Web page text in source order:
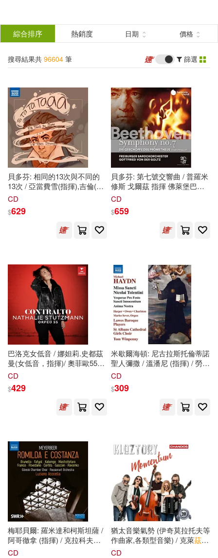
結
篩
分類 (單選)
所有商品(96604)
圖書(42085) 影音(12127)
雜誌(5169) 售票網(2)
美妝(1534) 服飾(1150)
家居生活(2967) 美食(2172)
3C(3133) 家電(1273)
無印良品(235) 星巴克(495)
日用清潔(304)
休閒生活(1197)
婦幼生活(1974)
餐廚生活(2411)
鞋包配件(7541) 票券(81)
寵物生活(545) 玲廊滿藝(35)
故宮精品(8)
電子書閱讀器(39)
展開
作者 (可複選)
張泉(272)
手塚治虫(125)
深圳市騰訊計算機系統有限公司(10
（美）馬克·吐溫(98)
望月いく(96) 紅月りと。(96)
CLAMP(74) 多多羅(74)
故宮博物院(71)
本書編寫組(64) 胡妙芬(61)
郭豫斌(58)
出版社 (可複選)
SONY MUSIC(1347)
Universal(1221) 東立(878)
Warner Classics(713)
社會科學文獻出版社(693)
Naxos(689)
機械工業出版社(661)
(可複選)
可超商取貨(67457)
可海外宅配(61981)
可港澳店取(56900)
可新加坡店取(55187)
綜合排序 熱銷度 日期 價格
搜尋結果共 96604 筆 篩選
貝多芬: 相同的13次與不同的
13次 / 亞當費雪(指揮),吉倫(指
揮),古德曼(指揮),霍倫斯坦(指
揮),穆勒-布呂爾(指揮),羅斯包
德(指揮),史科瓦澤夫斯基(指
揮),科隆室內管弦樂團,丹麥室
尼可拉斯伊斯特哈茲交響樂團
(Beethoven - 13 Times the
Same and 13 Times Different /
Fischer (conductor) , Gielen
(conductor) , Goodman
(conductor) (2CD))
CD
$629
貝多芬: 第七號交響曲 / 普羅米
修斯 戈爾茲 指揮 佛萊堡巴洛
克管弦樂團 (2CD)(Freiburger
Symphony no.7 (2CD))
CD
$659
巴洛克女低音 / 娜妲莉.史都茲
曼(女低音，指揮)/ 奧菲歐55室
內樂團 (歐洲進口盤)(Contralto
55)
CD
$429
米歇爾海頓: 尼古拉斯托倫蒂諾
聖人彌撒 / 溫潘尼 (指揮) / 勞斯
巴洛克藝術家合奏團(Michael
Tolentini / Winpenny
(conductor) / Lawes Baroque
CD
$309
梅耶貝爾: 羅米達和柯斯坦薩 /
阿哥徹拿 (指揮) / 克拉科夫熱
情藝術管弦樂團 / 葛瑞茲基室
CD
猶太音樂氣勢 (伊奇莫拉托夫等
作曲家,各類型音樂) / 克萊茲特
里樂團(Momentum / Kleztory)
CD